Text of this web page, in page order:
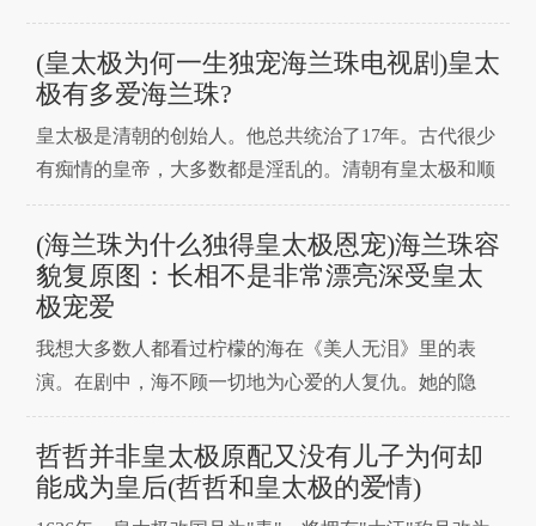
轻重的作用。洪承畴少年时叫卖豆干为生，但是他极有
天份且抱负不凡，学习异常用功。洪承畴二十三岁中
举，次年又高中进士，从此踏上仕途。崇祯二年（公元
1629年），陕北农民起义军进攻韩城（今陕西渭南韩
城）。时任陕
(皇太极为何一生独宠海兰珠电视剧)皇太
极有多爱海兰珠?
皇太极是清朝的创始人。他总共统治了17年。古代很少
有痴情的皇帝，大多数都是淫乱的。清朝有皇太极和顺
治，其中皇太极的痴情更是有名，他对海的爱是历史的
偏爱。那么皇太极为什么那么爱海呢？海兰珠的魅力在
哪里？今天就来看看吧。历史上皇太极有多爱海兰珠？
海兰珠一直被认为是古代嫔妃得宠的最高境界。虽然年
事已高，但
(海兰珠为什么独得皇太极恩宠)海兰珠容
貌复原图：长相不是非常漂亮深受皇太
极宠爱
我想大多数人都看过柠檬的海在《美人无泪》里的表
演。在剧中，海不顾一切地为心爱的人复仇。她的隐
忍、无奈、绝望与忠贞，以及黑化后光鲜与迫手段的矛
盾，让海这个角色更加迷人。据说海在历史上的真实面
貌已经被还原了。海外貌复原图是什么？海兰珠外貌复
原图历史上的三大宠臣之一是皇太极和海，属于历史公
哲哲并非皇太极原配又没有儿子为何却
能成为皇后(哲哲和皇太极的爱情)